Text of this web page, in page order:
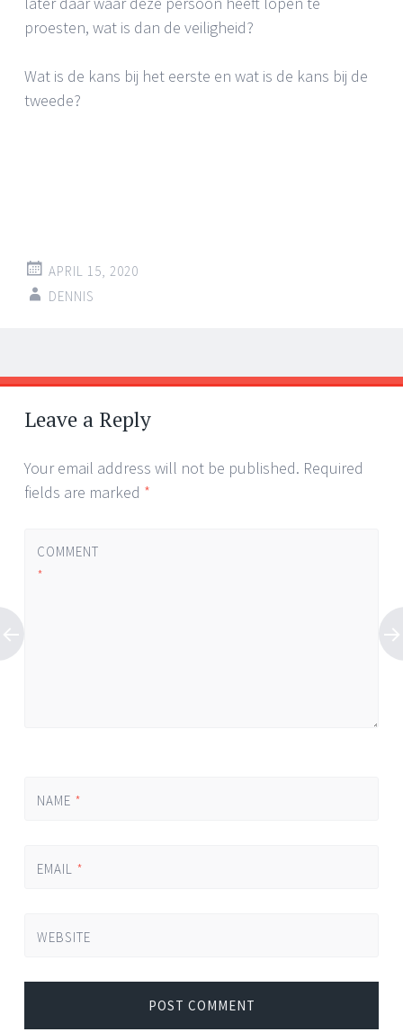
proesten, wat is dan de veiligheid?
Wat is de kans bij het eerste en wat is de kans bij de
tweede?
APRIL 15, 2020
DENNIS
Post
navigation
←
→
Leave a Reply
Your email address will not be published. Required
fields are marked *
COMMENT
*
NAME *
EMAIL *
WEBSITE